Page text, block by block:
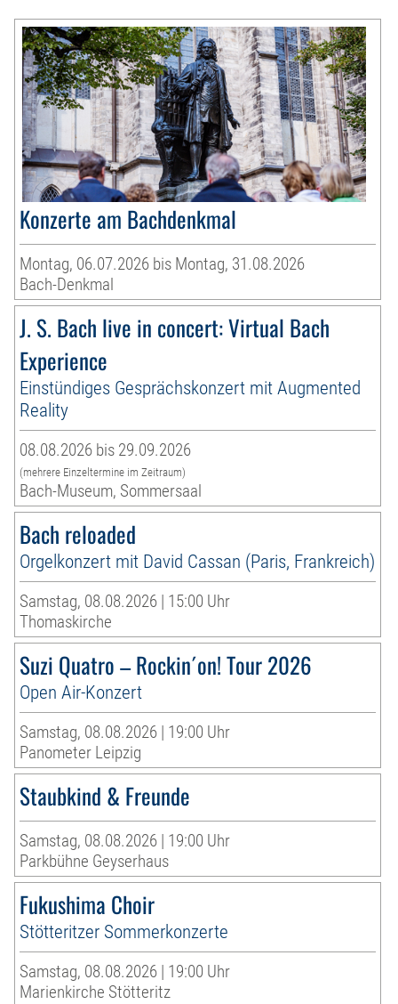
Konzerte am Bachdenkmal
Montag, 06.07.2026 bis Montag, 31.08.2026
Bach-Denkmal
J. S. Bach live in concert: Virtual Bach
Experience
Einstündiges Gesprächskonzert mit Augmented
Reality
08.08.2026 bis 29.09.2026
(mehrere Einzeltermine im Zeitraum)
Bach-Museum, Sommersaal
Bach reloaded
Orgelkonzert mit David Cassan (Paris, Frankreich)
Samstag, 08.08.2026 | 15:00 Uhr
Thomaskirche
Suzi Quatro – Rockin´on! Tour 2026
Open Air-Konzert
Samstag, 08.08.2026 | 19:00 Uhr
Panometer Leipzig
Staubkind & Freunde
Samstag, 08.08.2026 | 19:00 Uhr
Parkbühne Geyserhaus
Fukushima Choir
Stötteritzer Sommerkonzerte
Samstag, 08.08.2026 | 19:00 Uhr
Marienkirche Stötteritz